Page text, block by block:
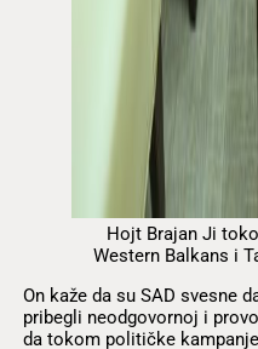
Hojt Brajan Ji
Western Balkans i
On kaže da su SAD svesne
pribegli neodgovornoj i
da tokom političke